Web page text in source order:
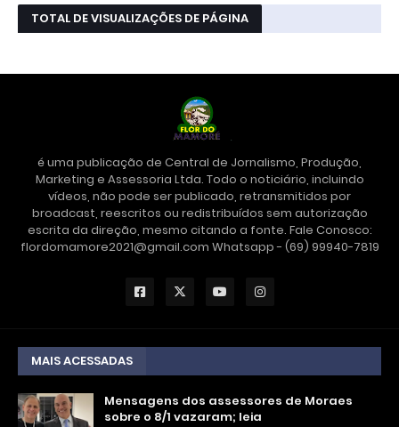
TOTAL DE VISUALIZAÇÕES DE PÁGINA
é uma publicação de Central de Jornalismo, Produção,
Marketing e Assessoria Ltda. Todo o noticiário, incluindo
vídeos, não pode ser publicado, retransmitidos por
broadcast, reescritos ou redistribuídos sem autorização
escrita da direção, mesmo citando a fonte. Fale Conosco:
flordomamore2021@gmail.com Whatsapp - (69) 99940-7819
MAIS ACESSADAS
Mensagens dos assessores de Moraes
sobre o 8/1 vazaram; leia